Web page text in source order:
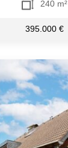
240 m²
395.000 €